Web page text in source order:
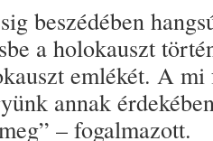
beszédében
a holokauszt
emlékét. A
annak
– fogalmazott.